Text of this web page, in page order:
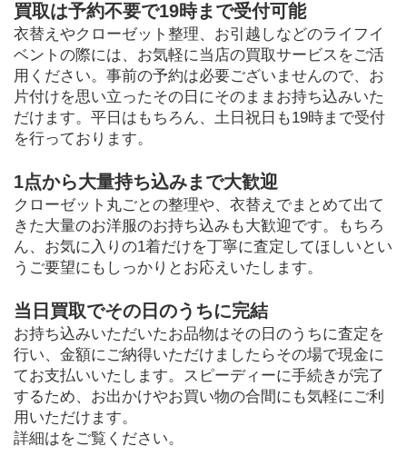
買取は予約不要で19時まで受付可能
衣替えやクローゼット整理、お引越しなどのライフイ
ベントの際には、お気軽に当店の買取サービスをご活
用ください。事前の予約は必要ございませんので、お
片付けを思い立ったその日にそのままお持ち込みいた
だけます。平日はもちろん、土日祝日も19時まで受付
を行っております。
1点から大量持ち込みまで大歓迎
クローゼット丸ごとの整理や、衣替えでまとめて出て
きた大量のお洋服のお持ち込みも大歓迎です。もちろ
ん、お気に入りの1着だけを丁寧に査定してほしいとい
うご要望にもしっかりとお応えいたします。
当日買取でその日のうちに完結
お持ち込みいただいたお品物はその日のうちに査定を
行い、金額にご納得いただけましたらその場で現金に
てお支払いいたします。スピーディーに手続きが完了
するため、お出かけやお買い物の合間にも気軽にご利
用いただけます。
詳細はをご覧ください。